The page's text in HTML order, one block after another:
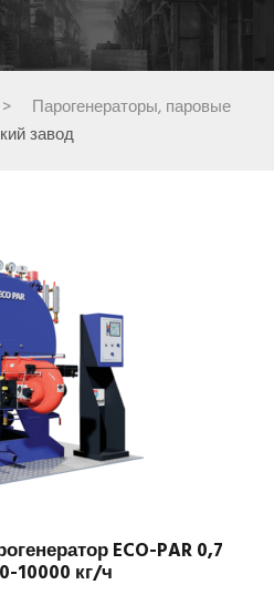
>
Парогенераторы, паровые
завод
ECO-PAR 0,7
10000 кг/ч